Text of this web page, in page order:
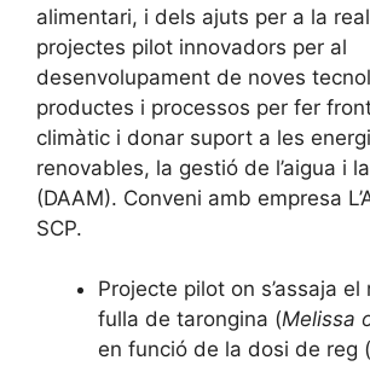
alimentari, i dels ajuts per a la
projectes pilot innovadors per al
desenvolupament de noves
productes i processos per fer
climàtic i donar suport a les
renovables, la gestió de l’aigua i
(DAAM). Conveni amb empresa
SCP.
Projecte pilot on s’assaja
fulla de tarongina (Melissa
en funció de la dosi de reg